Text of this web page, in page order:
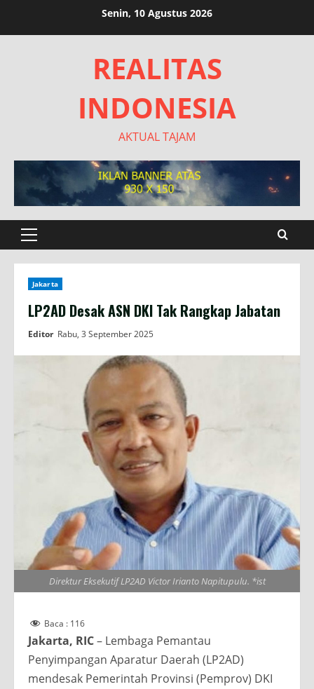
Senin, 10 Agustus 2026
REALITAS
INDONESIA
AKTUAL TAJAM
Primary
Jakarta
LP2AD Desak ASN DKI Tak Rangkap Jabatan
Editor Rabu, 3 September 2025
Direktur Eksekutif LP2AD Victor Irianto Napitupulu. *ist
Baca : 116
Jakarta, RIC– Lembaga Pemantau
Penyimpangan Aparatur Daerah (LP2AD)
mendesak Pemerintah Provinsi (Pemprov) DKI